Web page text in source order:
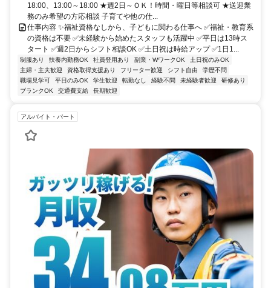
18:00、13:00～18:00 ★週2日～ＯＫ！時間・曜日等相談可 ★送迎業
務のみ希望の方応相談 子育てや他の仕...
仕事内容 ✨福祉資格なしから、子どもに関わる仕事へ ✅福祉・教育系
の資格は不要 ✅未経験から始めたスタッフも活躍中 ✅平日は13時ス
タート ✅週2日からシフト相談OK ✅土日祝は時給アップ ✅1日1...
制服あり 扶養内勤務OK 社員登用あり 副業・WワークOK
土日祝のみOK
主婦・主夫歓迎
資格取得支援あり フリーター歓迎 シフト自由
学歴不問
職場見学可
平日のみOK 学生歓迎 転勤なし 経験不問 未経験者歓迎
研修あり
ブランクOK
交通費支給 長期歓迎
アルバイト・パート